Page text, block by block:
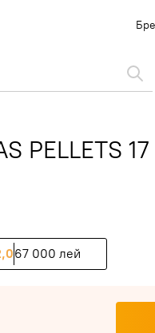
PELLETS 17
67 000 лей